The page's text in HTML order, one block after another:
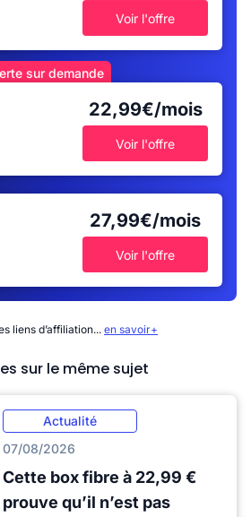
Voir l'offre
sur demande
22,99€/mois
Voir l'offre
27,99€/mois
Voir l'offre
liens d’affiliation... en savoir+
sur le même sujet
Actualité
07/08/2026
Cette box fibre à 22,99 €
prouve qu’il n’est pas